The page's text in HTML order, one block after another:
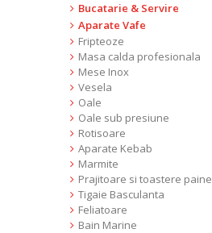
Bucatarie & Servire
Aparate Vafe
Fripteoze
Masa calda profesionala
Mese Inox
Vesela
Oale
Oale sub presiune
Rotisoare
Aparate Kebab
Marmite
Prajitoare si toastere paine
Tigaie Basculanta
Feliatoare
Bain Marine